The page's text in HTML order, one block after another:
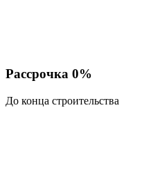
Рассрочка 0%
До конца строительства